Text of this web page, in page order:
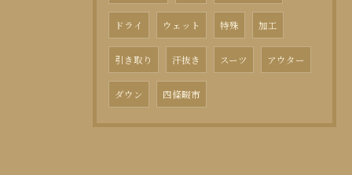
ドライ ウェット 特殊 加工
引き取り 汗抜き スーツ アウター
ダウン 四條畷市